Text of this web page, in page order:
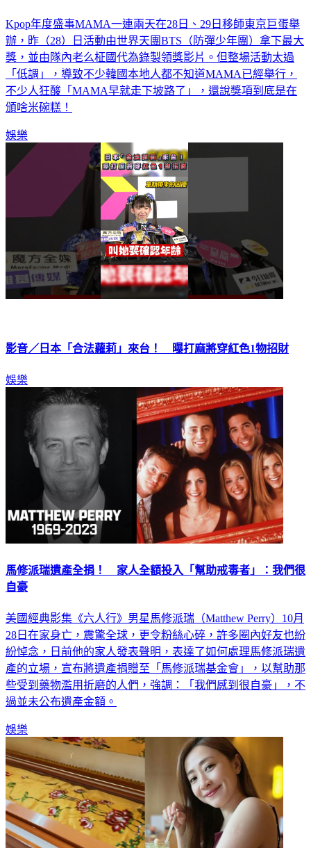
Kpop年度盛事MAMA一連兩天在28日、29日移師東京巨蛋舉
辦，昨（28）日活動由世界天團BTS（防彈少年團）拿下最大
獎，並由隊內老么柾國代為錄製領獎影片。但整場活動太過
「低調」，導致不少韓國本地人都不知道MAMA已經舉行，
不少人狂酸「MAMA早就走下坡路了」，還說獎項到底是在
頒啥米碗糕！
娛樂
影音／日本「合法蘿莉」來台！ 曝打麻將穿紅色1物招財
娛樂
馬修派瑞遺產全捐！ 家人全額投入「幫助戒毒者」：我們很
自豪
美國經典影集《六人行》男星馬修派瑞（Matthew Perry）10月
28日在家身亡，震驚全球，更令粉絲心碎，許多圈內好友也紛
紛悼念，日前他的家人發表聲明，表達了如何處理馬修派瑞遺
產的立場，宣布將遺產捐贈至「馬修派瑞基金會」，以幫助那
些受到藥物濫用折磨的人們，強調：「我們感到很自豪」，不
過並未公布遺產金額。
娛樂